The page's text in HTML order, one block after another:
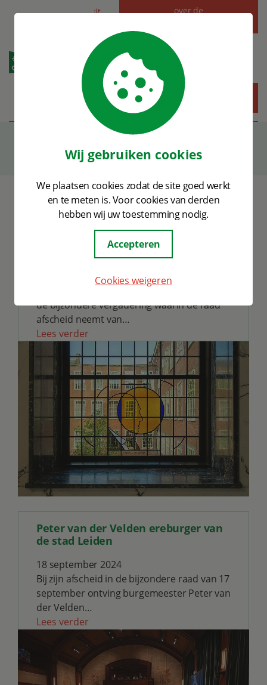
Wij gebruiken cookies
We plaatsen cookies zodat de site goed werkt
en te meten is. Voor cookies van derden
hebben wij uw toestemming nodig.
Accepteren
Cookies weigeren
Alles
w
at je
wilt
wete
over de
Nieuws
Glas-in-loodraam Peter van der
Velden onthuld
18 september 2024
Op dinsdag 17 september, aansluitend aan
de bijzondere vergadering waarin de raad
afscheid neemt van…
Lees verder
Peter van der Velden ereburger van
de stad Leiden
18 september 2024
Bij zijn afscheid in de bijzondere raad van 17
september ontving burgemeester Peter van
der Velden…
Lees verder